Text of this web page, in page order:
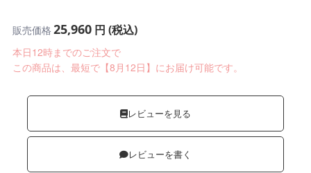
販売価格 25,960円 (税込)
本日12時までのご注文で
この商品は、最短で【8月12日】にお届け可能です。
レビューを見る
レビューを書く